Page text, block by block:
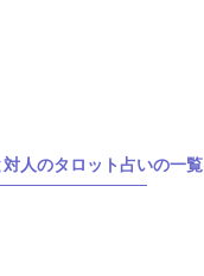
人のタロット占いの一覧